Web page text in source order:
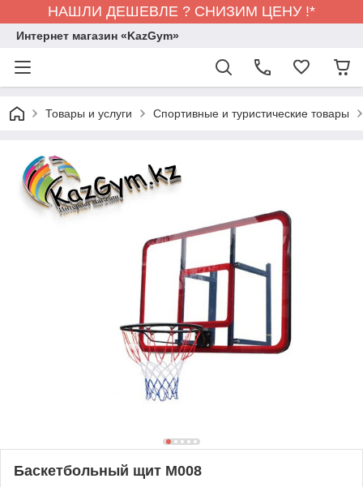
НАШЛИ ДЕШЕВЛЕ ? СНИЗИМ ЦЕНУ !*
Интернет магазин «KazGym»
Товары и услуги Спортивные и туристические товары
Баскетбольный щит M008